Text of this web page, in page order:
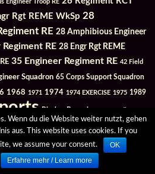
Engineer Troop RE
Rgt REME WkSp 28
RE 28 Amphibious Engineer
RE 28 Engr Rgt REME
35 Engineer Regiment RE 42 Field
Squadron 65 Corps Support Squadron
1968 1971 1974 1974 EXERCISE 1975 1989
Bindon Barracks
Ex-Members
EXERCISES /
of Hameln Units
Gordon
Serie Newspaper Ohr Park
Wenn du die Website weiter nutzt, gehen
aus. This website uses cookies. If you
we assume your consent.
OK
Erfahre mehr / Learn more